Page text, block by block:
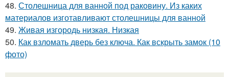
48. Столешница для ванной под раковину. Из каких
материалов изготавливают столешницы для ванной
49. Живая изгородь низкая. Низкая
50. Как взломать дверь без ключа. Как вскрыть замок (10
фото)